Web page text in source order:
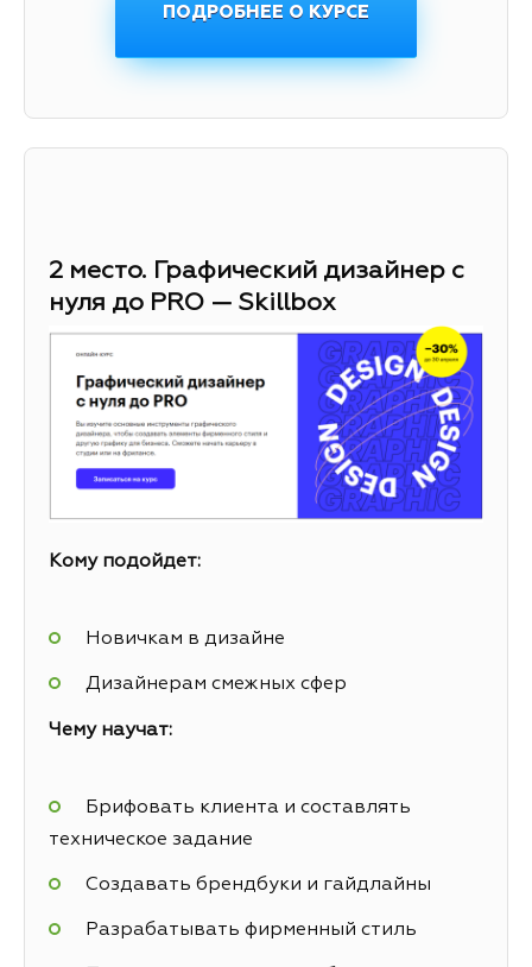
ПОДРОБНЕЕ О КУРСЕ
2 место. Графический дизайнер с
нуля до PRO — Skillbox
Кому подойдет:
Новичкам в дизайне
Дизайнерам смежных сфер
Чему научат:
Брифовать клиента и составлять
техническое задание
Создавать брендбуки и гайдлайны
Разрабатывать фирменный стиль